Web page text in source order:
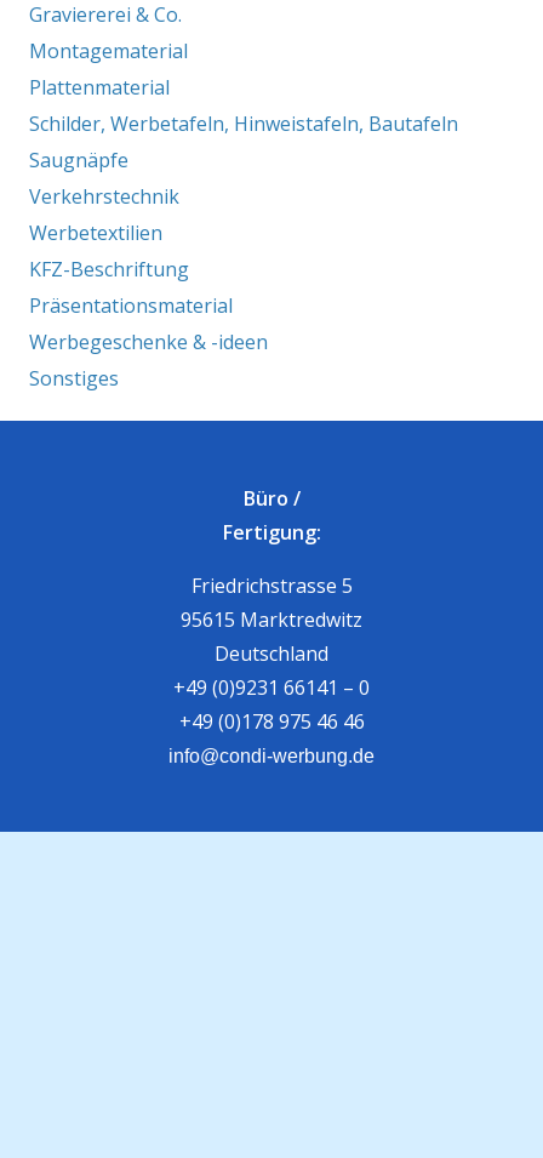
Graviererei & Co.
Montagematerial
Plattenmaterial
Schilder, Werbetafeln, Hinweistafeln, Bautafeln
Saugnäpfe
Verkehrstechnik
Werbetextilien
KFZ-Beschriftung
Präsentationsmaterial
Werbegeschenke & -ideen
Sonstiges
Büro /
Fertigung:
Friedrichstrasse 5
95615 Marktredwitz
Deutschland
+49 (0)9231 66141 – 0
+49 (0)178 975 46 46
info@condi-werbung.de